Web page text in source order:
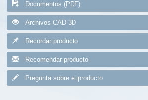
Documentos (PDF)
Archivos CAD 3D
Recordar producto
Recomendar producto
Pregunta sobre el producto